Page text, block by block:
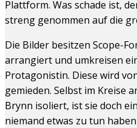
Plattform. Was schade ist,
streng genommen auf die
Die Bilder besitzen Scope-
arrangiert und umkreisen
Protagonistin. Diese wird
gemieden. Selbst im Kreise
Brynn isoliert, ist sie doch
niemand etwas zu tun